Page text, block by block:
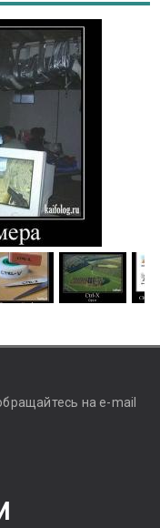
на e-mail